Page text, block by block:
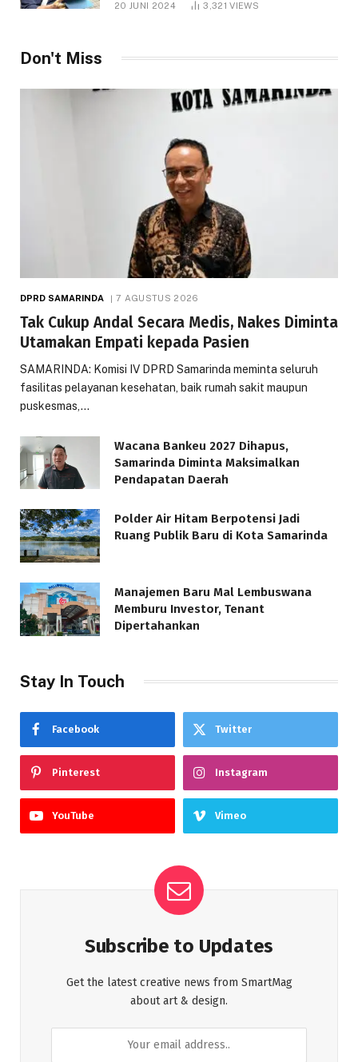
20 JUNI 2024 3,321VIEWS
Don't Miss
DPRD SAMARINDA 7 AGUSTUS 2026
Tak Cukup Andal Secara Medis, Nakes Diminta
Utamakan Empati kepada Pasien
SAMARINDA: Komisi IV DPRD Samarinda meminta seluruh
fasilitas pelayanan kesehatan, baik rumah sakit maupun
puskesmas,…
Wacana Bankeu 2027 Dihapus,
Samarinda Diminta Maksimalkan
Pendapatan Daerah
Polder Air Hitam Berpotensi Jadi
Ruang Publik Baru di Kota Samarinda
Manajemen Baru Mal Lembuswana
Memburu Investor, Tenant
Dipertahankan
Stay In Touch
Facebook Twitter
Pinterest Instagram
YouTube Vimeo
Subscribe to Updates
Get the latest creative news from SmartMag
about art & design.